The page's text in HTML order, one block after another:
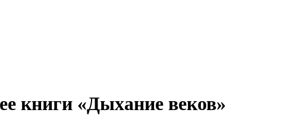
книги «Дыхание веков»